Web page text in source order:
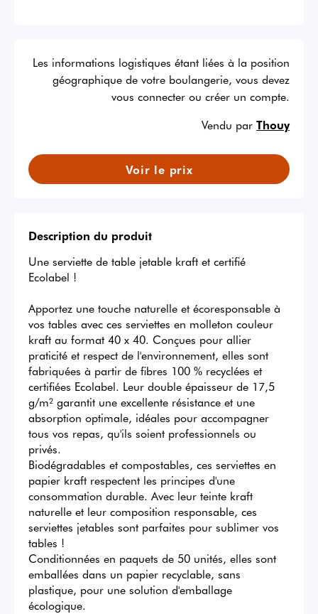
Les informations logistiques étant liées à la position
géographique de votre boulangerie, vous devez
vous connecter ou créer un compte.
Vendu par Thouy
Voir le prix
Description du produit
Une serviette de table jetable kraft et certifié
Ecolabel !
Apportez une touche naturelle et écoresponsable à
vos tables avec ces serviettes en molleton couleur
kraft au format 40 x 40. Conçues pour allier
praticité et respect de l'environnement, elles sont
fabriquées à partir de fibres 100 % recyclées et
certifiées Ecolabel. Leur double épaisseur de 17,5
g/m² garantit une excellente résistance et une
absorption optimale, idéales pour accompagner
tous vos repas, qu'ils soient professionnels ou
privés.
Biodégradables et compostables, ces serviettes en
papier kraft respectent les principes d'une
consommation durable. Avec leur teinte kraft
naturelle et leur composition responsable, ces
serviettes jetables sont parfaites pour sublimer vos
tables !
Conditionnées en paquets de 50 unités, elles sont
emballées dans un papier recyclable, sans
plastique, pour une solution d'emballage
écologique.